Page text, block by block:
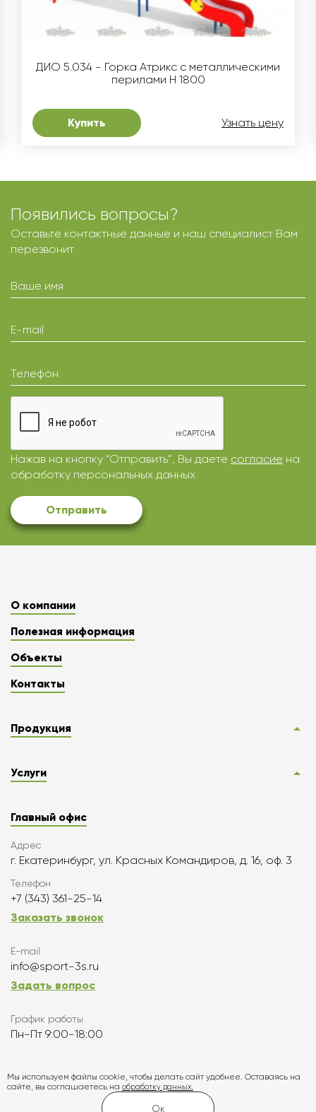
ДИО 5.034 - Горка Атрикс с металлическими
перилами H 1800
Купить Узнать цену
Появились вопросы?
Оставьте контактные данные и наш специалист Вам
перезвонит
Ваше имя
E-mail
Телефон
Нажав на кнопку “Отправить”, Вы даете согласие на
обработку персональных данных
Отправить
О компании
Полезная информация
Объекты
Контакты
Продукция
Услуги
Главный офис
Адрес
г. Екатеринбург, ул. Красных Командиров, д. 16, оф. 3
Телефон
+7 (343) 361-25-14
Заказать звонок
E-mail
info@sport-3s.ru
Задать вопрос
График работы
Пн-Пт 9:00-18:00
Подписаться
Мы используем файлы cookie, чтобы делать сайт удобнее. Оставаясь на
сайте, вы соглашаетесь на обработку данных.
Ок